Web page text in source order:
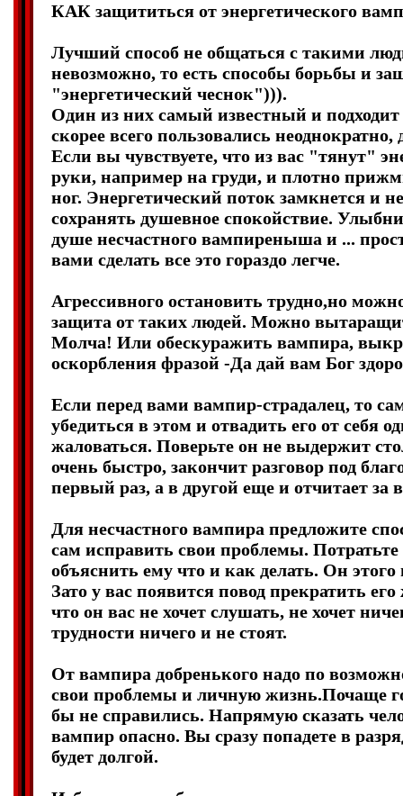
КАК защититься от энергетического
Лучший способ не общаться с такими
невозможно, то есть способы борьбы и
"энергетический чеснок"))).
Один из них самый известный и
скорее всего пользовались неоднократно,
Если вы чувствуете, что из вас "тянут"
руки, например на груди, и плотно
ног. Энергетический поток замкнется и
сохранять душевное спокойствие.
душе несчастного вампиреныша и ...
вами сделать все это гораздо легче.
Агрессивного остановить трудно,но
защита от таких людей. Можно
Молча! Или обескуражить вампира,
оскорбления фразой -Да дай вам Бог
Если перед вами вампир-страдалец, то
убедиться в этом и отвадить его от себя
жаловаться. Поверьте он не выдержит
очень быстро, закончит разговор под
первый раз, а в другой еще и отчитает за
Для несчастного вампира предложите
сам исправить свои проблемы.
объяснить ему что и как делать. Он этого
Зато у вас появится повод прекратить
что он вас не хочет слушать, не хочет
трудности ничего и не стоят.
От вампира добренького надо по
свои проблемы и личную жизнь.Почаще
бы не справились. Напрямую сказать
вампир опасно. Вы сразу попадете в
будет долгой.